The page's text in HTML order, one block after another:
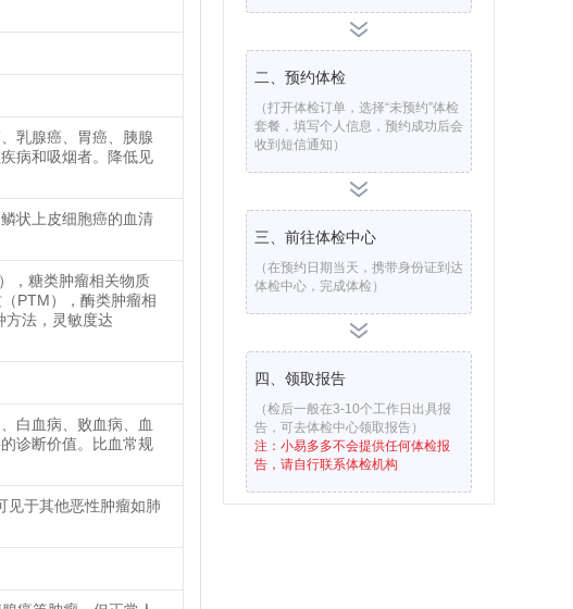
乳腺癌、胃癌、胰腺
病和吸烟者。降低见
状上皮细胞癌的血清
，糖类肿瘤相关物质
PTM），酶类肿瘤相
方法，灵敏度达
白血病、败血病、血
诊断价值。比血常规
见于其他恶性肿瘤如肺
二、预约体检
（打开体检订单，选择“未预约”体检
套餐，填写个人信息，预约成功后会
收到短信通知）
三、前往体检中心
（在预约日期当天，携带身份证到达
体检中心，完成体检）
四、领取报告
（检后一般在3-10个工作日出具报
告，可去体检中心领取报告）
注：小易多多不会提供任何体检报
告，请自行联系体检机构